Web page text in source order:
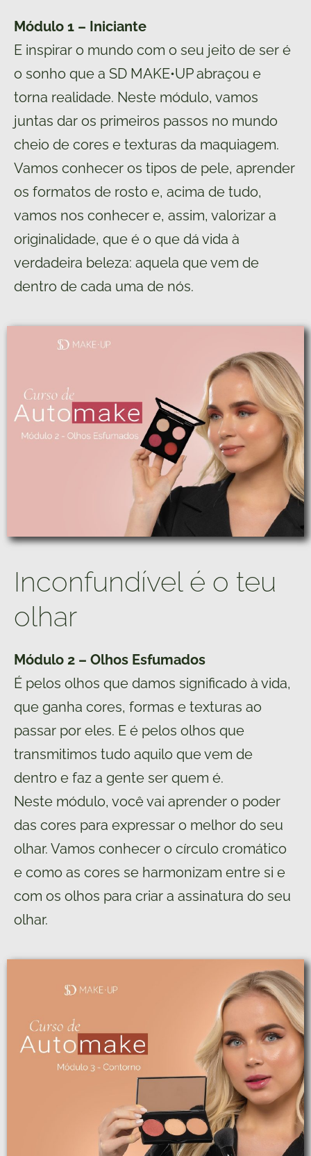
Módulo 1 – Iniciante
E inspirar o mundo com o seu jeito de ser é
o sonho que a SD MAKE•UP abraçou e
torna realidade. Neste módulo, vamos
juntas dar os primeiros passos no mundo
cheio de cores e texturas da maquiagem.
Vamos conhecer os tipos de pele, aprender
os formatos de rosto e, acima de tudo,
vamos nos conhecer e, assim, valorizar a
originalidade, que é o que dá vida à
verdadeira beleza: aquela que vem de
dentro de cada uma de nós.
Inconfundível é o teu
olhar
Módulo 2 – Olhos Esfumados
É pelos olhos que damos significado à vida,
que ganha cores, formas e texturas ao
passar por eles. E é pelos olhos que
transmitimos tudo aquilo que vem de
dentro e faz a gente ser quem é.
Neste módulo, você vai aprender o poder
das cores para expressar o melhor do seu
olhar. Vamos conhecer o círculo cromático
e como as cores se harmonizam entre si e
com os olhos para criar a assinatura do seu
olhar.